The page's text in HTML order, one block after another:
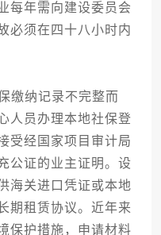
每年需向建设委员会
必须在四十八小时内
纳记录不完整而
人员办理本地社保登
受经国家项目审计局
公证的业主证明。设
海关进口凭证或本地
期租赁协议。近年来
保护措施，申请材料